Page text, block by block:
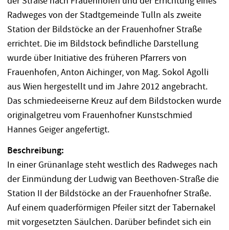
Radweges von der Stadtgemeinde Tulln als zweite
Station der Bildstöcke an der Frauenhofner Straße
errichtet. Die im Bildstock befindliche Darstellung
wurde über Initiative des früheren Pfarrers von
Frauenhofen, Anton Aichinger, von Mag. Sokol Agolli
aus Wien hergestellt und im Jahre 2012 angebracht.
Das schmiedeeiserne Kreuz auf dem Bildstocken wurde
originalgetreu vom Frauenhofner Kunstschmied
Hannes Geiger angefertigt.
Beschreibung:
In einer Grünanlage steht westlich des Radweges nach
der Einmündung der Ludwig van Beethoven-Straße die
Station II der Bildstöcke an der Frauenhofner Straße.
Auf einem quaderförmigen Pfeiler sitzt der Tabernakel
mit vorgesetzten Säulchen. Darüber befindet sich ein